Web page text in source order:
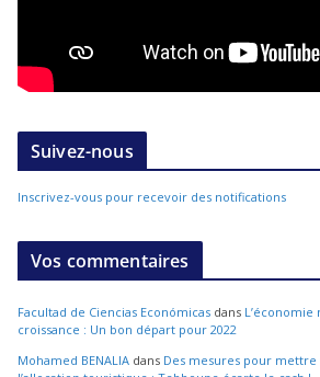
Suivez-nous
Inscrivez-vous pour recevoir des notifications
Vos commentaires
Facultad de Ciencias Económicas dans
croissance : Un bon départ pour 2022
Mohamed BENALIA dans Des mesures pour mettre